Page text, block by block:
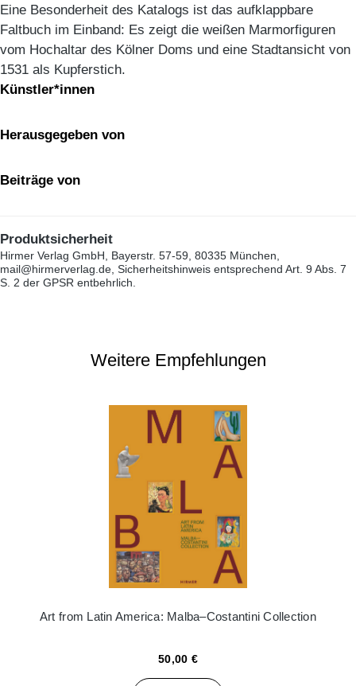
Eine Besonderheit des Katalogs ist das aufklappbare
Faltbuch im Einband: Es zeigt die weißen Marmorfiguren
vom Hochaltar des Kölner Doms und eine Stadtansicht von
1531 als Kupferstich.
Künstler*innen
Herausgegeben von
Beiträge von
Produktsicherheit
Hirmer Verlag GmbH, Bayerstr. 57-59, 80335 München,
mail@hirmerverlag.de, Sicherheitshinweis entsprechend Art. 9 Abs. 7
S. 2 der GPSR entbehrlich.
Weitere Empfehlungen
Art from Latin America: Malba–Costantini Collection
50,00 €